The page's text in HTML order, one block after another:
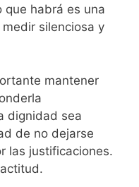
que habrá es una
silenciosa y
mantener
dignidad sea
de no dejarse
las justificaciones.